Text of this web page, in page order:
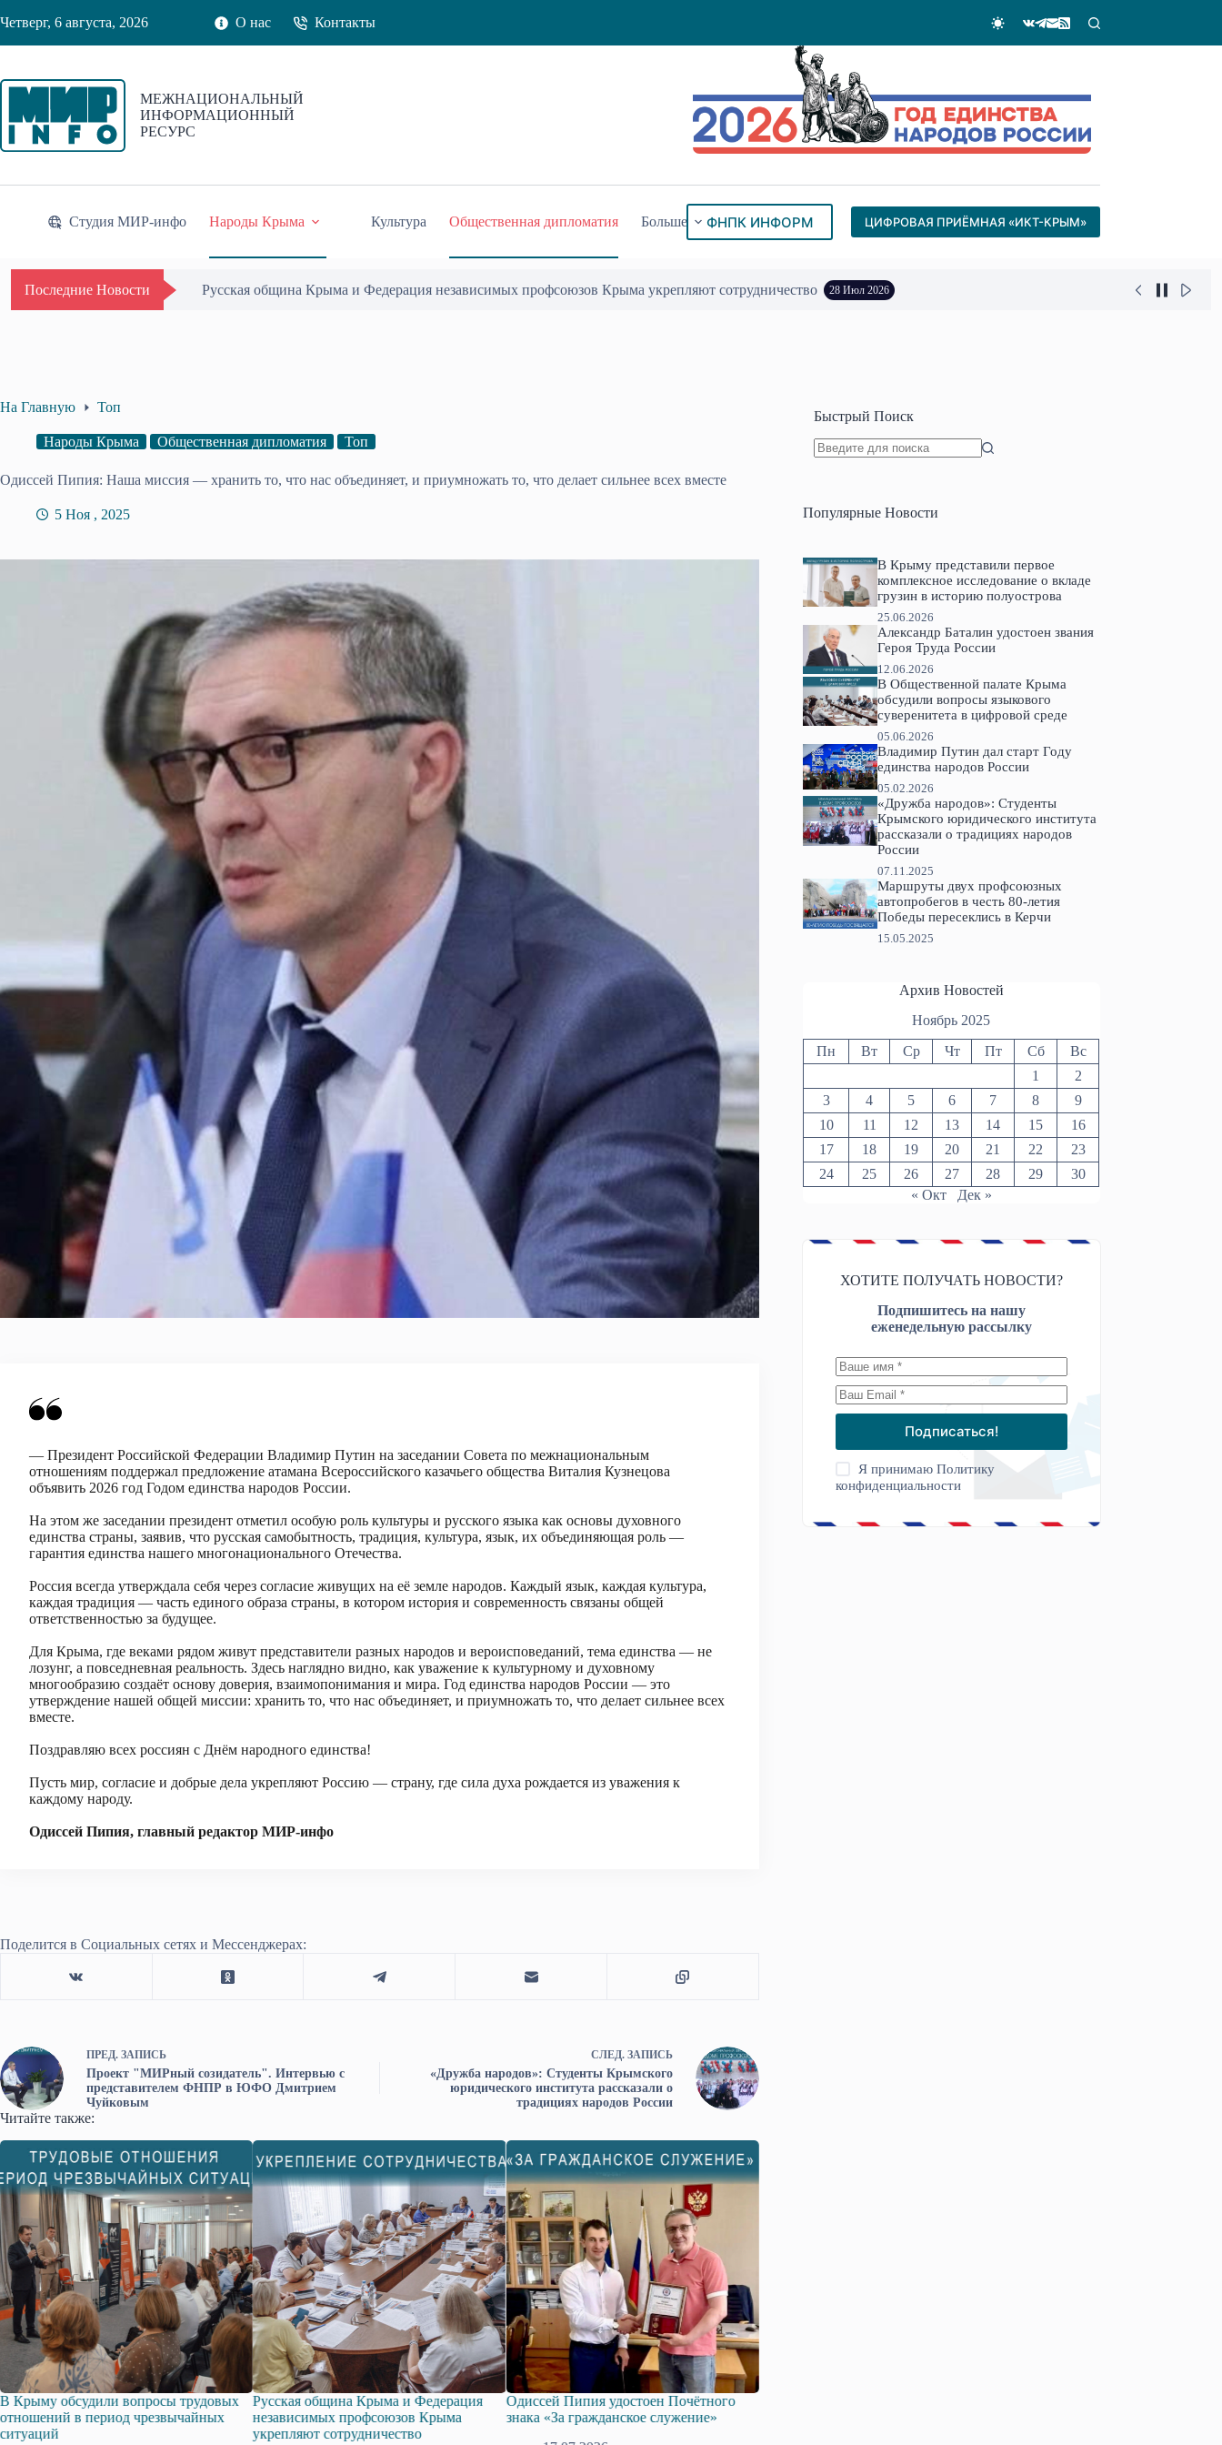
к
Четверг, 6 августа, 2026 О нас Контакты
МЕЖНАЦИОНАЛЬНЫЙ
ИНФОРМАЦИОННЫЙ
РЕСУРС
Студия МИР-инфо Народы Крыма Культура Общественная дипломатия Больше ФНПК ИНФОРМ ЦИФРОВАЯ ПРИЁМНАЯ «ИКТ-КРЫМ»
Последние Новости Русская община Крыма и Федерация независимых профсоюзов Крыма укрепляют сотрудничество 28 Июл 2026
На Главную Топ
Народы Крыма Общественная дипломатия Топ
Одиссей Пипия: Наша миссия — хранить то, что нас объединяет, и приумножать то, что делает сильнее всех вместе
5 Ноя , 2025
— Президент Российской Федерации Владимир Путин на заседании Совета по межнациональным
отношениям поддержал предложение атамана Всероссийского казачьего общества Виталия Кузнецова
объявить 2026 год Годом единства народов России.
На этом же заседании президент отметил особую роль культуры и русского языка как основы духовного
единства страны, заявив, что русская самобытность, традиция, культура, язык, их объединяющая роль —
гарантия единства нашего многонационального Отечества.
Россия всегда утверждала себя через согласие живущих на её земле народов. Каждый язык, каждая культура,
каждая традиция — часть единого образа страны, в котором история и современность связаны общей
ответственностью за будущее.
Для Крыма, где веками рядом живут представители разных народов и вероисповеданий, тема единства — не
лозунг, а повседневная реальность. Здесь наглядно видно, как уважение к культурному и духовному
многообразию создаёт основу доверия, взаимопонимания и мира. Год единства народов России — это
утверждение нашей общей миссии: хранить то, что нас объединяет, и приумножать то, что делает сильнее всех
вместе.
Поздравляю всех россиян с Днём народного единства!
Пусть мир, согласие и добрые дела укрепляют Россию — страну, где сила духа рождается из уважения к
каждому народу.
Одиссей Пипия, главный редактор МИР-инфо
Поделится в Социальных сетях и Мессенджерах:
ПРЕД. ЗАПИСЬ
Проект "МИРный созидатель". Интервью с
представителем ФНПР в ЮФО Дмитрием
Чуйковым
СЛЕД. ЗАПИСЬ
«Дружба народов»: Студенты Крымского
юридического института рассказали о
традициях народов России
Читайте также:
вопросы трудовых
период чрезвычайных
Русская община Крыма и Федерация
независимых профсоюзов Крыма
укрепляют сотрудничество
Одиссей Пипия удостоен Почётного
знака «За гражданское служение»
Госдума приняла в первом чтении
законопроект о поддержке развития
Быстрый Поиск
Популярные Новости
В Крыму представили первое
комплексное исследование о вкладе
грузин в историю полуострова
25.06.2026
Александр Баталин удостоен звания
Героя Труда России
12.06.2026
В Общественной палате Крыма
обсудили вопросы языкового
суверенитета в цифровой среде
05.06.2026
Владимир Путин дал старт Году
единства народов России
05.02.2026
«Дружба народов»: Студенты
Крымского юридического института
рассказали о традициях народов
России
07.11.2025
Маршруты двух профсоюзных
автопробегов в честь 80-летия
Победы пересеклись в Керчи
15.05.2025
Архив Новостей
Ноябрь 2025
Пн Вт Ср Чт Пт Сб
Вс
1
2
3
4 5 6 7 8
9
10
11 12 13 14 15
16
17
18 19 20 21 22
23
24
25 26 27 28 29
30
« Окт
Дек »
ХОТИТЕ ПОЛУЧАТЬ НОВОСТИ?
Подпишитесь на нашу
еженедельную рассылку
Подписаться!
Я принимаюПолитику
конфиденциальности